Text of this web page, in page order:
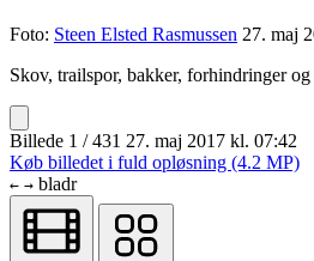
Foto: Steen Elsted Rasmussen 27. maj
Skov, trailspor, bakker, forhindringer
Billede 1 / 431 27. maj 2017 kl. 07:42
Køb billedet i fuld opløsning (4.2 MP)
← → bladr